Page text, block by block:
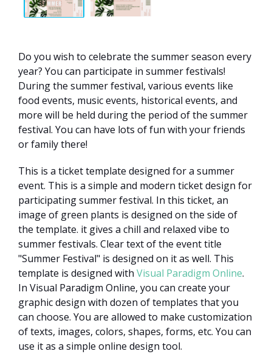
Do you wish to celebrate the summer season every
year? You can participate in summer festivals!
During the summer festival, various events like
food events, music events, historical events, and
more will be held during the period of the summer
festival. You can have lots of fun with your friends
or family there!
This is a ticket template designed for a summer
event. This is a simple and modern ticket design for
participating summer festival. In this ticket, an
image of green plants is designed on the side of
the template. it gives a chill and relaxed vibe to
summer festivals. Clear text of the event title
"Summer Festival" is designed on it as well. This
template is designed with Visual Paradigm Online.
In Visual Paradigm Online, you can create your
graphic design with dozen of templates that you
can choose. You are allowed to make customization
of texts, images, colors, shapes, forms, etc. You can
use it as a simple online design tool.